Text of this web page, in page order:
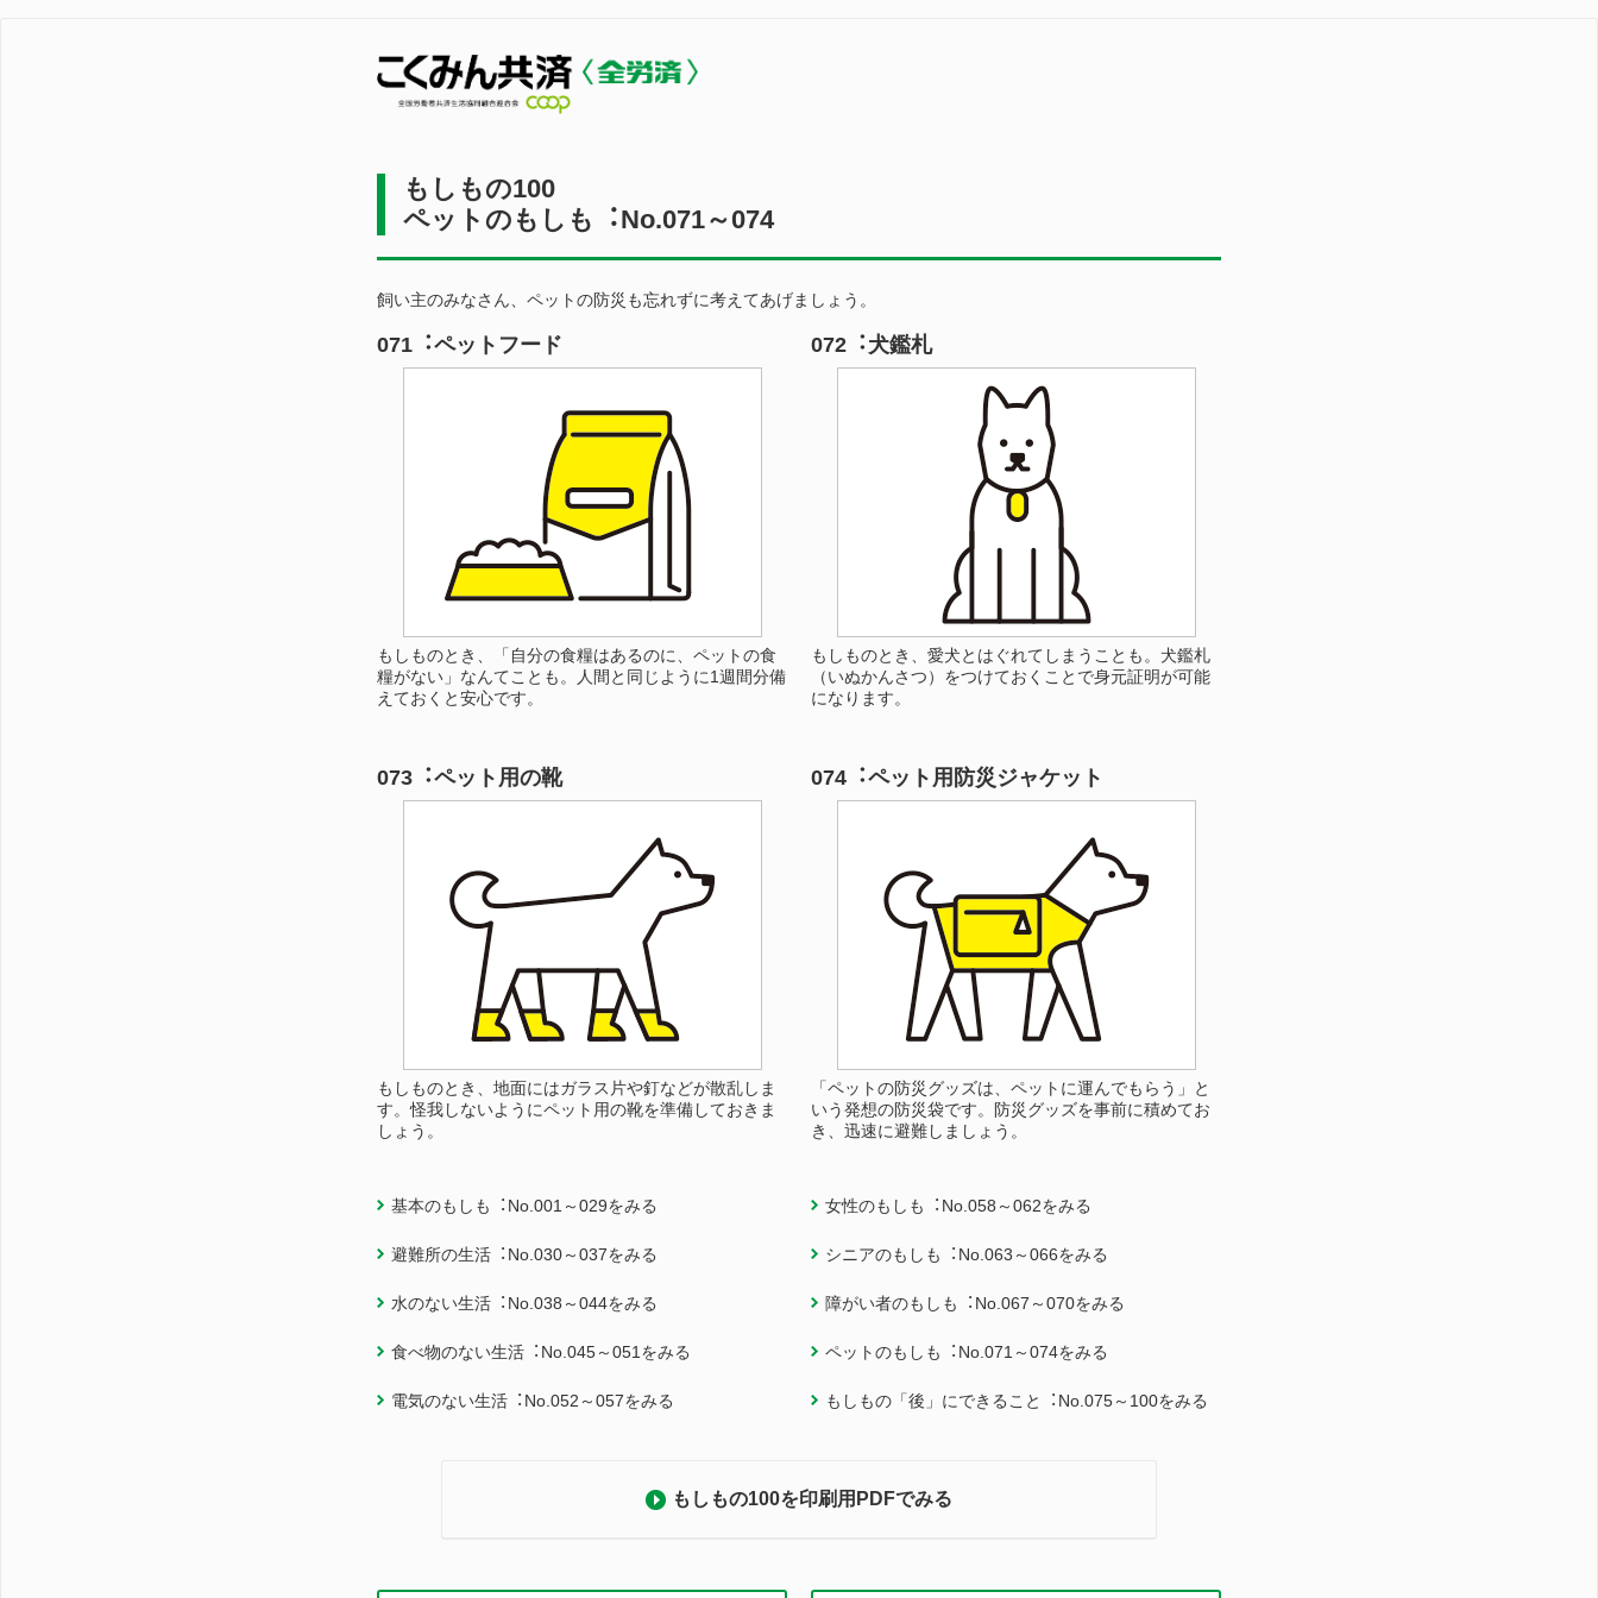
もしもの100
ペットのもしも︓No.071～074
飼い主のみなさん、ペットの防災も忘れずに考えてあげましょう。
071︓ペットフード
もしものとき、「自分の食糧はあるのに、ペットの食
糧がない」なんてことも。人間と同じように1週間分備
えておくと安心です。
072︓犬鑑札
もしものとき、愛犬とはぐれてしまうことも。犬鑑札
（いぬかんさつ）をつけておくことで身元証明が可能
になります。
073︓ペット用の靴
もしものとき、地面にはガラス片や釘などが散乱しま
す。怪我しないようにペット用の靴を準備しておきま
しょう。
074︓ペット用防災ジャケット
「ペットの防災グッズは、ペットに運んでもらう」と
いう発想の防災袋です。防災グッズを事前に積めてお
き、迅速に避難しましょう。
基本のもしも︓No.001～029をみる
避難所の生活︓No.030～037をみる
水のない生活︓No.038～044をみる
食べ物のない生活︓No.045～051をみる
電気のない生活︓No.052～057をみる
女性のもしも︓No.058～062をみる
シニアのもしも︓No.063～066をみる
障がい者のもしも︓No.067～070をみる
ペットのもしも︓No.071～074をみる
もしもの「後」にできること︓No.075～100をみる
もしもの100を印刷用PDFでみる